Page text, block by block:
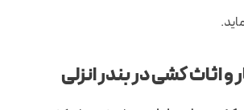
اثاث کشی در بندر انزلی